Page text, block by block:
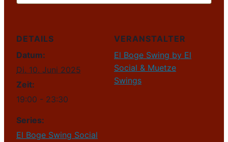
DETAILS
Datum:
Di. 10. Juni 2025
Zeit:
19:00 - 23:30
Series:
El Boge Swing Social
VERANSTALTER
El Boge Swing by El
Social & Muetze
Swings